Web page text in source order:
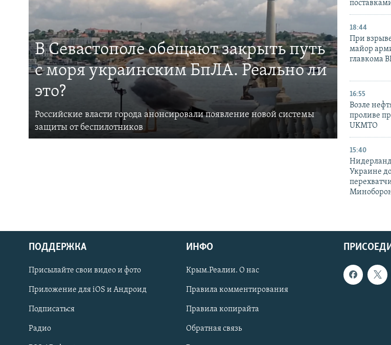
Українською
Qırımtatar
ПРИСОЕДИНЯЙТЕСЬ!
В Севастополе обещают закрыть путь
с моря украинским БпЛА. Реально ли
это?
Российские власти города анонсировали появление новой системы
защиты от беспилотников
18:44
При
майор
главкома
16:55
Возле
проливе
UKMTO
15:40
Украине
ПОДДЕРЖКА
Присылайте свои видео и фото
Приложение для iOS и Андроид
Подписаться
Радио
ИНФО
Крым.Реалии. О нас
Правила комментирования
Правила копирайта
Обратная связь